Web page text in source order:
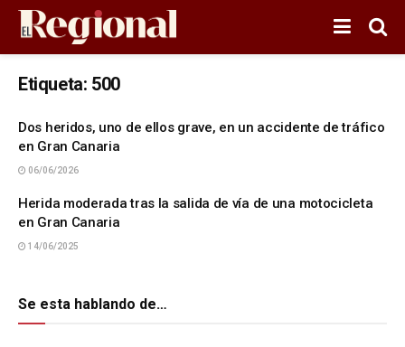
Etiqueta: 500
Dos heridos, uno de ellos grave, en un accidente de tráfico
en Gran Canaria
06/06/2026
Herida moderada tras la salida de vía de una motocicleta
en Gran Canaria
14/06/2025
Se esta hablando de…